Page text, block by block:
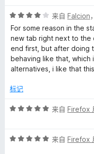
r
o
l
评
价
评
分
4
/
5
来自 Falcion
For some reason in the
new tab right next to the
end first, but after doing
behaving like that, which
alternatives, i like that
标记
评
/
来自 Firefox
评
来自 Firefox